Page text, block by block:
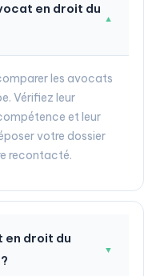
en droit du
▼
les avocats
Vérifiez leur
et leur
votre dossier
recontacté.
en droit du
▼